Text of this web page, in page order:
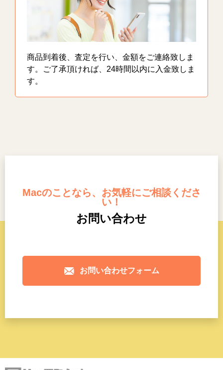
商品到着後、査定を行い、金額をご連絡致しま
す。ご了承頂ければ、24時間以内に入金致しま
す。
Macのことなら、お気軽にご相談くださ
い！
お問い合わせ
お問い合わせフォーム